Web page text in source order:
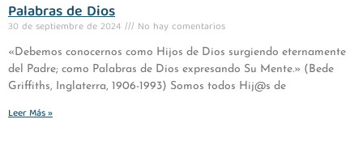
Palabras de Dios
30 de septiembre de 2024 No hay comentarios
«Debemos conocernos como Hijos de Dios surgiendo eternamente
del Padre; como Palabras de Dios expresando Su Mente.» (Bede
Griffiths, Inglaterra, 1906-1993) Somos todos Hij@s de
Leer Más »